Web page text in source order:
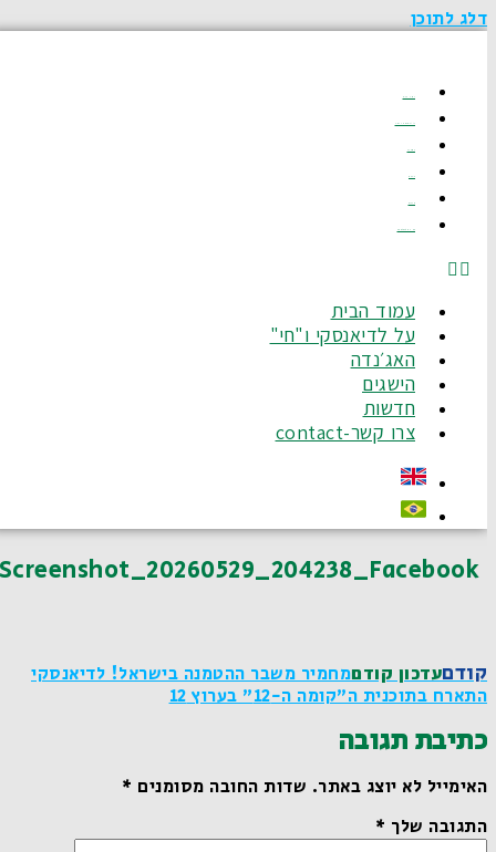
דלג לתוכן
עמוד הבית
על לדיאנסקי ו"חי"
האג׳נדה
הישגים
חדשות
צרו קשר-contact
Screenshot_20260529_204238_Facebook
קודםעדכון קודםמחמיר משבר ההטמנה בישראל! לדיאנסקי
התארח בתוכנית ה"קומה ה-12" בערוץ 12
כתיבת תגובה
האימייל לא יוצג באתר.שדות החובה מסומנים*
התגובה שלך*